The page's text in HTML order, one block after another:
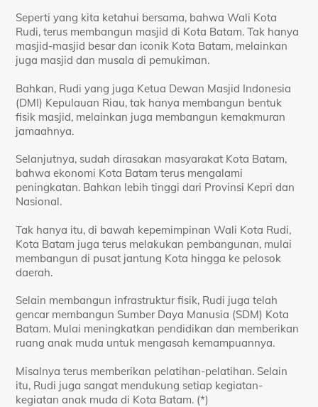
Seperti yang kita ketahui bersama, bahwa Wali Kota
Rudi, terus membangun masjid di Kota Batam. Tak hanya
masjid-masjid besar dan iconik Kota Batam, melainkan
juga masjid dan musala di pemukiman.
Bahkan, Rudi yang juga Ketua Dewan Masjid Indonesia
(DMI) Kepulauan Riau, tak hanya membangun bentuk
fisik masjid, melainkan juga membangun kemakmuran
jamaahnya.
Selanjutnya, sudah dirasakan masyarakat Kota Batam,
bahwa ekonomi Kota Batam terus mengalami
peningkatan. Bahkan lebih tinggi dari Provinsi Kepri dan
Nasional.
Tak hanya itu, di bawah kepemimpinan Wali Kota Rudi,
Kota Batam juga terus melakukan pembangunan, mulai
membangun di pusat jantung Kota hingga ke pelosok
daerah.
Selain membangun infrastruktur fisik, Rudi juga telah
gencar membangun Sumber Daya Manusia (SDM) Kota
Batam. Mulai meningkatkan pendidikan dan memberikan
ruang anak muda untuk mengasah kemampuannya.
Misalnya terus memberikan pelatihan-pelatihan. Selain
itu, Rudi juga sangat mendukung setiap kegiatan-
kegiatan anak muda di Kota Batam. (*)